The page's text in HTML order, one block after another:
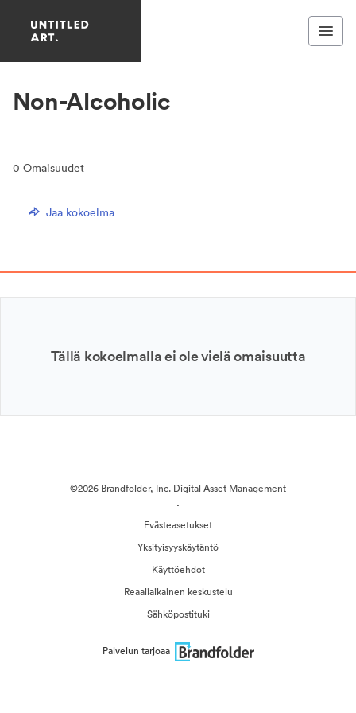
Non-Alcoholic
0 Omaisuudet
Jaa kokoelma
Tällä kokoelmalla ei ole vielä omaisuutta
©2026 Brandfolder, Inc. Digital Asset Management
·
Evästeasetukset
Yksityisyyskäytäntö
Käyttöehdot
Reaaliaikainen keskustelu
Sähköpostituki
Palvelun tarjoaa